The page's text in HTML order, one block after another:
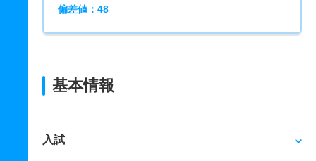
偏差値：48
基本情報
入試